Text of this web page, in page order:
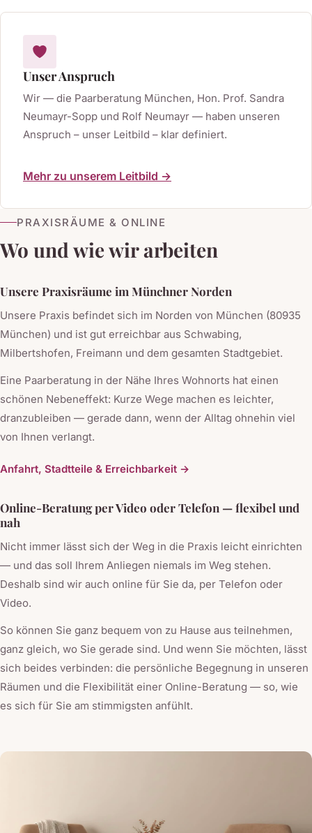
Unser Anspruch
Wir — die Paarberatung München, Hon. Prof. Sandra
Neumayr-Sopp und Rolf Neumayr — haben unseren
Anspruch – unser Leitbild – klar definiert.
Mehr zu unserem Leitbild →
PRAXISRÄUME & ONLINE
Wo und wie wir arbeiten
Unsere Praxisräume im Münchner Norden
Unsere Praxis befindet sich im Norden von München (80935
München) und ist gut erreichbar aus Schwabing,
Milbertshofen, Freimann und dem gesamten Stadtgebiet.
Eine Paarberatung in der Nähe Ihres Wohnorts hat einen
schönen Nebeneffekt: Kurze Wege machen es leichter,
dranzubleiben — gerade dann, wenn der Alltag ohnehin viel
von Ihnen verlangt.
Anfahrt, Stadtteile & Erreichbarkeit →
Online-Beratung per Video oder Telefon — flexibel und
nah
Nicht immer lässt sich der Weg in die Praxis leicht einrichten
— und das soll Ihrem Anliegen niemals im Weg stehen.
Deshalb sind wir auch online für Sie da, per Telefon oder
Video.
So können Sie ganz bequem von zu Hause aus teilnehmen,
ganz gleich, wo Sie gerade sind. Und wenn Sie möchten, lässt
sich beides verbinden: die persönliche Begegnung in unseren
Räumen und die Flexibilität einer Online-Beratung — so, wie
es sich für Sie am stimmigsten anfühlt.